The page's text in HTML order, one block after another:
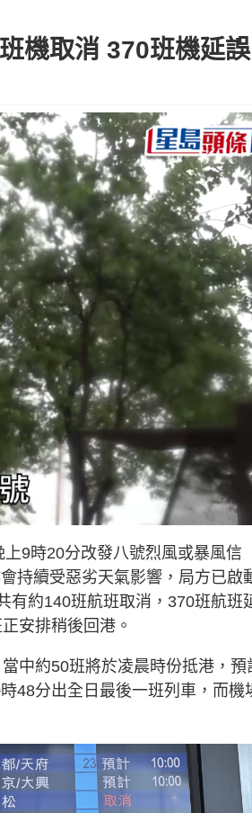
機取消 370班機延誤
9時20分改發八號烈風或暴風信
持續受惡劣天氣影響，局方已啟
有約140班航班取消，370班航班
安排稍後回港。
中約50班將於凌晨時份抵港，預
48分出全日最後一班列車，而機